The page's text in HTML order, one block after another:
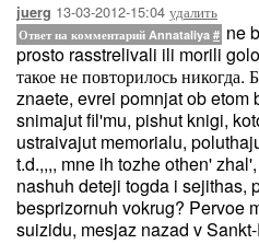
juerg 13-03-2012-15:04 удалить
Ответ на комментарий Annataliya # ne
prosto rasstrelivali ili morili
такое не повторилось никогда.
znaete, evrei pomnjat ob etom
snimajut fil'mu, pishut knigi,
ustraivajut memorialu,
t.d.,,,, mne ih tozhe othen'
nashuh deteji togda i sejithas,
besprizornuh vokrug? Pervoe
suizidu, mesjaz nazad v